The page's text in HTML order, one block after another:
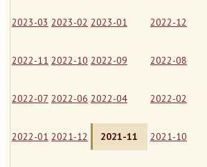
2023-03 2023-02 2023-01 2022-12
2022-11 2022-10 2022-09 2022-08
2022-07 2022-06 2022-04 2022-02
2022-01 2021-12 2021-11 2021-10